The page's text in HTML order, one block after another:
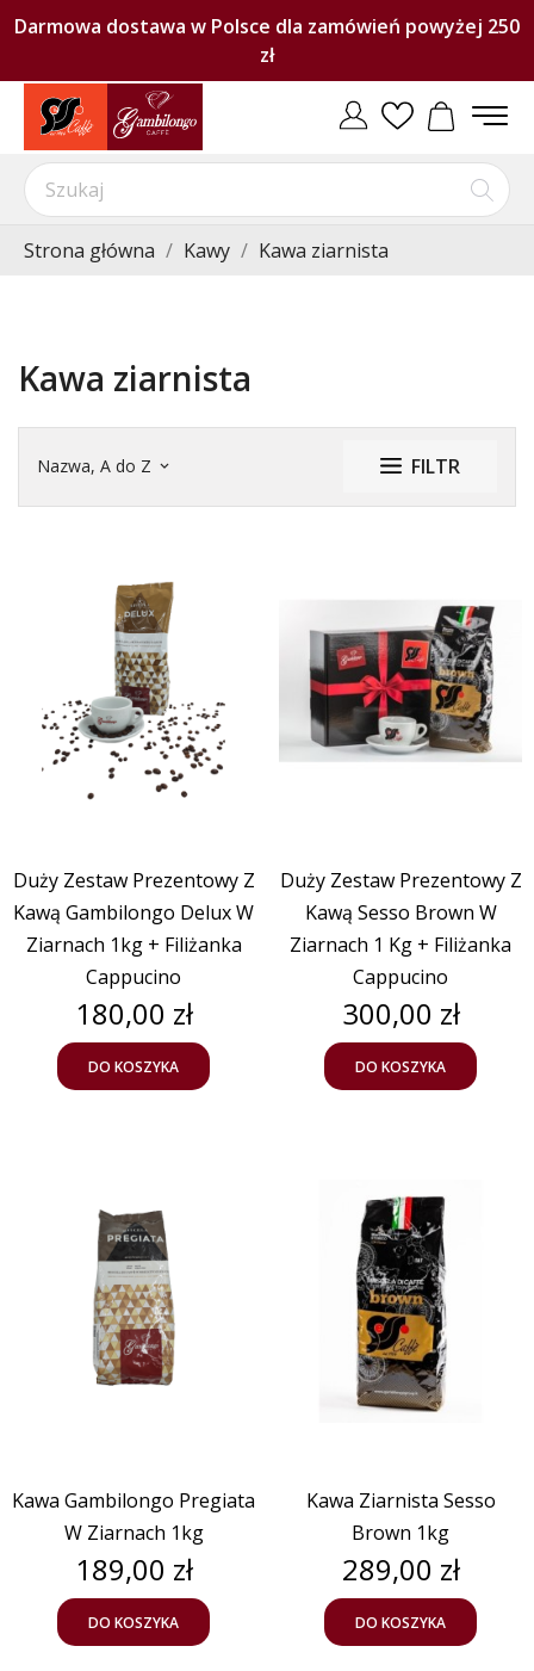
Darmowa dostawa w Polsce dla zamówień powyżej 250
zł
Strona główna Kawy Kawa ziarnista
Kawa ziarnista
Nazwa, A do Z keyboard_arrow_down FILTR
Duży Zestaw Prezentowy Z
Kawą Gambilongo Delux W
Ziarnach 1kg + Filiżanka
Cappucino
Cena
180,00 zł
DO KOSZYKA
Duży Zestaw Prezentowy Z
Kawą Sesso Brown W
Ziarnach 1 Kg + Filiżanka
Cappucino
Cena
300,00 zł
DO KOSZYKA
Kawa Gambilongo Pregiata
W Ziarnach 1kg
Cena
189,00 zł
DO KOSZYKA
Kawa Ziarnista Sesso
Brown 1kg
Cena
289,00 zł
DO KOSZYKA